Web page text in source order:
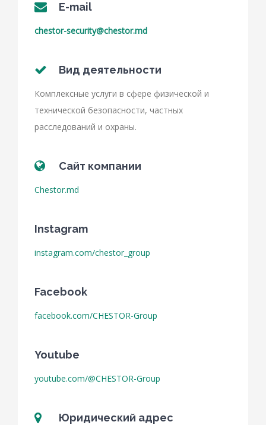
E-mail
chestor-security@chestor.md
Вид деятельности
Комплексные услуги в сфере физической и
технической безопасности, частных
расследований и охраны.
Сайт компании
Chestor.md
Instagram
instagram.com/chestor_group
Facebook
facebook.com/CHESTOR-Group
Youtube
youtube.com/@CHESTOR-Group
Юридический адрес